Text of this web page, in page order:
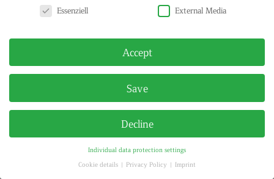
IMPRINT
PRIVACY POLICY
© HELGA MARIA KLOSTERFELDE | ALL RIGHTS RESERVED
Essenziell
External Media
Accept
Save
Decline
Individual data protection settings
Cookie details
Privacy Policy Imprint